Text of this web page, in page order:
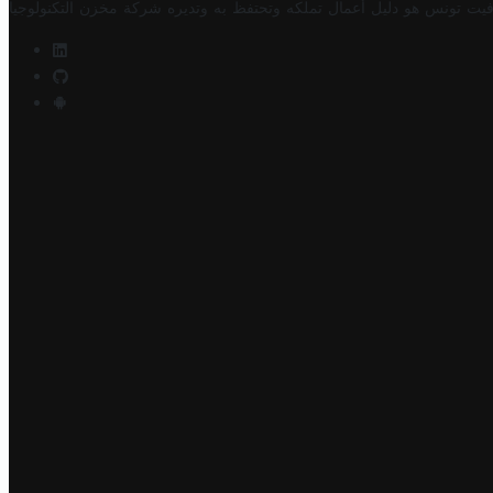
تونس هو دليل أعمال تملكه وتحتفظ به وتديره شركة مخزن التكنولوجيا